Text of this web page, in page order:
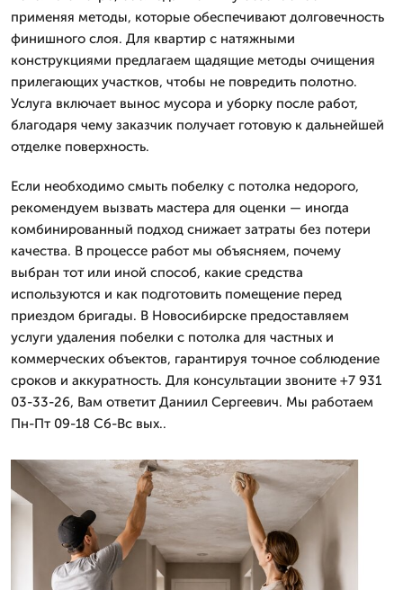
применяя методы, которые обеспечивают долговечность
финишного слоя. Для квартир с натяжными
конструкциями предлагаем щадящие методы очищения
прилегающих участков, чтобы не повредить полотно.
Услуга включает вынос мусора и уборку после работ,
благодаря чему заказчик получает готовую к дальнейшей
отделке поверхность.
Если необходимо смыть побелку с потолка недорого,
рекомендуем вызвать мастера для оценки — иногда
комбинированный подход снижает затраты без потери
качества. В процессе работ мы объясняем, почему
выбран тот или иной способ, какие средства
используются и как подготовить помещение перед
приездом бригады. В Новосибирске предоставляем
услуги удаления побелки с потолка для частных и
коммерческих объектов, гарантируя точное соблюдение
сроков и аккуратность. Для консультации звоните +7 931
03-33-26, Вам ответит Даниил Сергеевич. Мы работаем
Пн-Пт 09-18 Сб-Вс вых..